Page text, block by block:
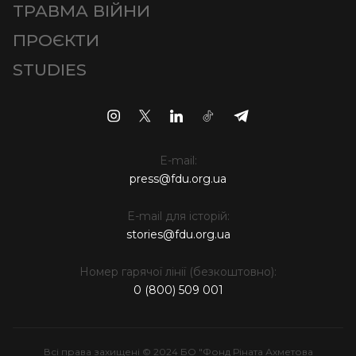
ТРАВМА ВІЙНИ
ПРОЄКТИ
STUDIES
E-mail:
press@fdu.org.ua
E-mail для історій:
stories@fdu.org.ua
Номер гарячої лінії (безкоштовно):
0 (800) 509 001
Всі права захищені © 2024 БО "Фонд Ріната Ахметова